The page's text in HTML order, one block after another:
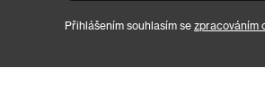
Přihlášením souhlasím se zpracováním